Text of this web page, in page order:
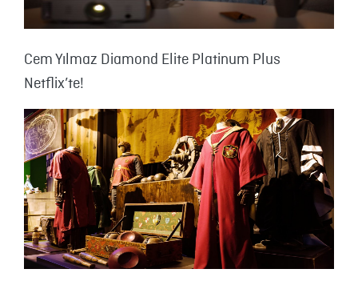
Cem Yılmaz Diamond Elite Platinum Plus
Netflix’te!